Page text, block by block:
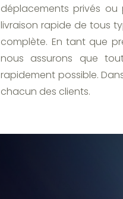
déplacements privés ou
livraison rapide de tous
complète. En tant que
nous assurons que
rapidement possible.
chacun des clients.